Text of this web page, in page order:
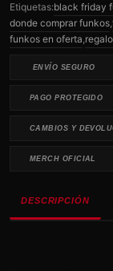
Etiquetas:black friday
donde comprar funkos,
funkos en oferta,
ENVÍO SEGURO
PAGO PROTEGIDO
CAMBIOS Y
MERCH OFICIAL
DESCRIPCIÓN